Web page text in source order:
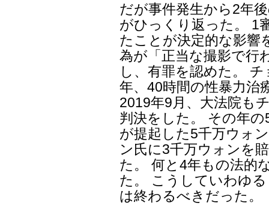
だが事件発生から2年
がひっくり返った。 1
たことが決定的な影響
為が「正当な撮影で行
し、有罪を認めた。
年、40時間の性暴力治
2019年9月、大法院も
判決をした。 その年
が提起した5千万ウォ
ン氏に3千万ウォンを
た。 何と4年もの法的
た。 こうしていわゆ
は終わるべきだった。